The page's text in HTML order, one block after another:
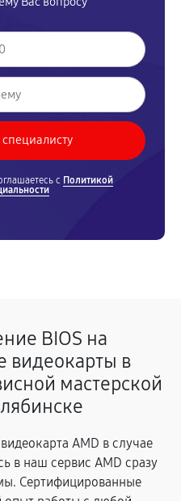
с Политикой
BIOS на
видеокарты в
мастерской
AMD в случае
в наш сервис AMD сразу
Сертифицированные